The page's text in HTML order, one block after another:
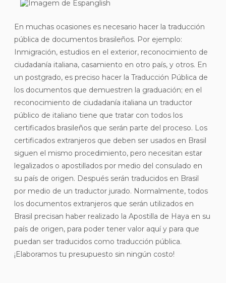
En muchas ocasiones es necesario hacer la traducción
pública de documentos brasileños. Por ejemplo:
Inmigración, estudios en el exterior, reconocimiento de
ciudadanía italiana, casamiento en otro país, y otros. En
un postgrado, es preciso hacer la Traducción Pública de
los documentos que demuestren la graduación; en el
reconocimiento de ciudadanía italiana un traductor
público de italiano tiene que tratar con todos los
certificados brasileños que serán parte del proceso. Los
certificados extranjeros que deben ser usados en Brasil
siguen el mismo procedimiento, pero necesitan estar
legalizados o apostillados por medio del consulado en
su país de origen. Después serán traducidos en Brasil
por medio de un traductor jurado. Normalmente, todos
los documentos extranjeros que serán utilizados en
Brasil precisan haber realizado la Apostilla de Haya en su
país de origen, para poder tener valor aquí y para que
puedan ser traducidos como traducción pública.
¡Elaboramos tu presupuesto sin ningún costo!